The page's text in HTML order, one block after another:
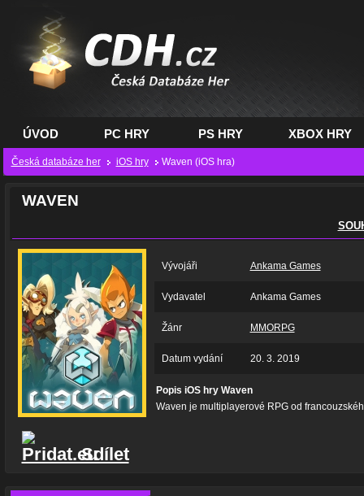
CDH.cz - hry na PC,
PS, XBOX - Česká
databáze her
ÚVOD PC HRY PS HRY XBOX HRY
Česká databáze her iOS hry Waven (iOS hra)
WAVEN
Vývojáři Ankama Games
Vydavatel Ankama Games
Žánr MMORPG
Datum vydání 20. 3. 2019
Popis iOS hry Waven
Waven je multiplayerové RPG od
Sdílet